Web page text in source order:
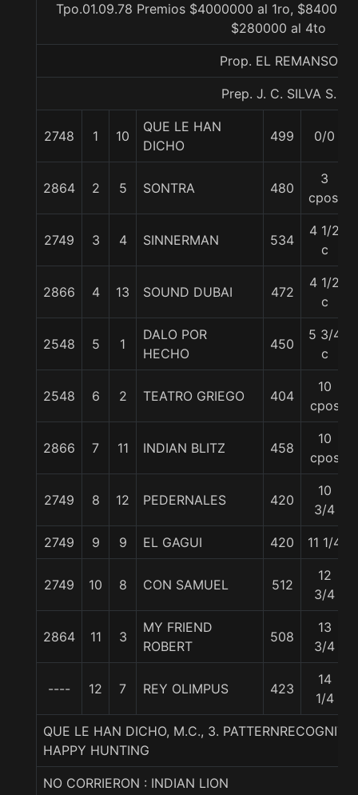
Tpo.01.09.78 Premios $4000000 al 1ro,
$280000 al 4to
Prop. EL REMANSO
Prep. J. C. SILVA S.
2748 1 10
QUE LE HAN
DICHO
499 0/0
2864 2 5 SONTRA 480
3
cpos.
2749 3 4 SINNERMAN 534
4 1/2
c
2866 4 13 SOUND DUBAI 472
4 1/2
c
2548 5 1
DALO POR
HECHO
450
5 3/4
c
2548 6 2 TEATRO GRIEGO 404
10
cpos
2866 7 11 INDIAN BLITZ 458
10
cpos
2749 8 12 PEDERNALES 420
10
3/4
2749 9 9 EL GAGUI 420 11 1/4
2749 10 8 CON SAMUEL 512
12
3/4
2864 11 3
MY FRIEND
ROBERT
508
13
3/4
---- 12 7 REY OLIMPUS 423
14
1/4
QUE LE HAN DICHO, M.C., 3.
HAPPY HUNTING
NO CORRIERON : INDIAN LION